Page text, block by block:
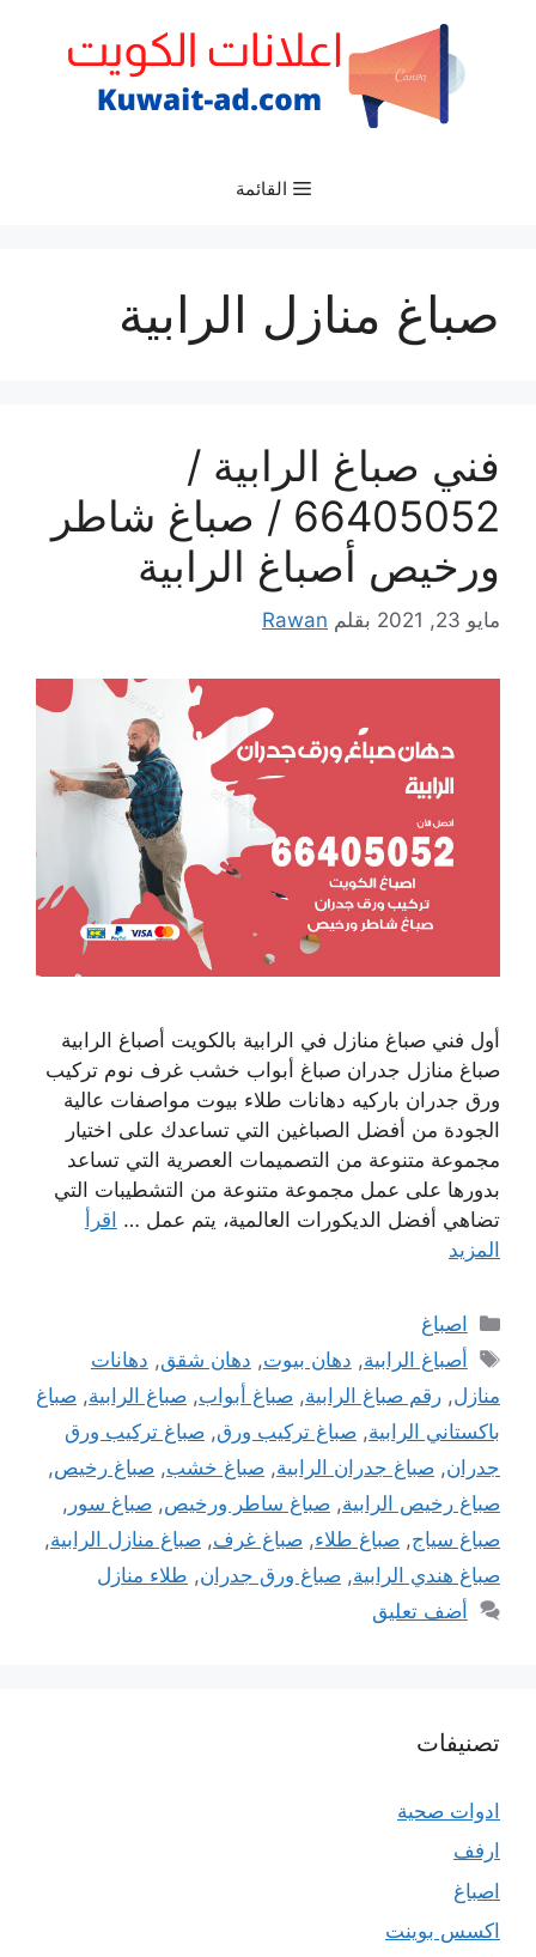
القائمة
صباغ منازل الرابية
فني صباغ الرابية /
66405052 / صباغ شاطر
ورخيص أصباغ الرابية
مايو 23, 2021 بقلم Rawan
أول فني صباغ منازل في الرابية بالكويت أصباغ الرابية
صباغ منازل جدران صباغ أبواب خشب غرف نوم تركيب
ورق جدران باركيه دهانات طلاء بيوت مواصفات عالية
الجودة من أفضل الصباغين التي تساعدك على اختيار
مجموعة متنوعة من التصميمات العصرية التي تساعد
بدورها على عمل مجموعة متنوعة من التشطيبات التي
تضاهي أفضل الديكورات العالمية، يتم عمل … اقرأ
المزيد
التصنيفات
اصباغ
الوسوم
أصباغ الرابية, دهان بيوت, دهان شقق, دهانات
منازل, رقم صباغ الرابية, صباغ أبواب, صباغ الرابية, صباغ
باكستاني الرابية, صباغ تركيب ورق, صباغ تركيب ورق
جدران, صباغ جدران الرابية, صباغ خشب, صباغ رخيص,
صباغ رخيص الرابية, صباغ ساطر ورخيص, صباغ سور ,
صباغ سياج, صباغ طلاء, صباغ غرف, صباغ منازل الرابية,
صباغ هندي الرابية, صباغ ورق جدران, طلاء منازل
أضف تعليق
تصنيفات
ادوات صحية
ارفف
اصباغ
اكسس بوينت